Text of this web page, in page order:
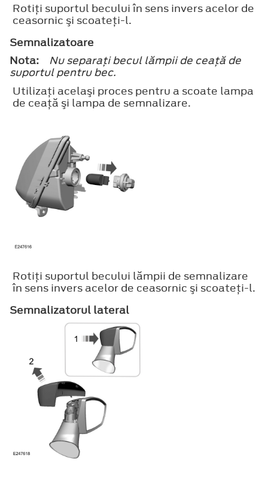
Rotiţi suportul becului în sens invers acelor de
ceasornic şi scoateţi-l.
Semnalizatoare
Nota:
Nu separaţi becul lămpii de ceaţă de
suportul pentru bec.
Utilizaţi acelaşi proces pentru a scoate lampa
de ceaţă şi lampa de semnalizare.
Rotiţi suportul becului lămpii de semnalizare
în sens invers acelor de ceasornic şi scoateţi-l.
Semnalizatorul lateral